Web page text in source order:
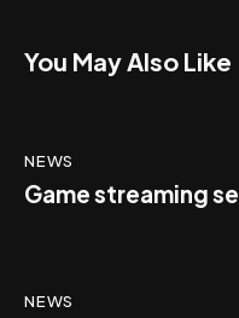
You May Also Like
NEWS
Game streaming
NEWS